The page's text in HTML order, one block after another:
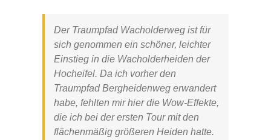
Der Traumpfad Wacholderweg ist für
sich genommen ein schöner, leichter
Einstieg in die Wacholderheiden der
Hocheifel. Da ich vorher den
Traumpfad Bergheidenweg erwandert
habe, fehlten mir hier die Wow-Effekte,
die ich bei der ersten Tour mit den
flächenmäßig größeren Heiden hatte.